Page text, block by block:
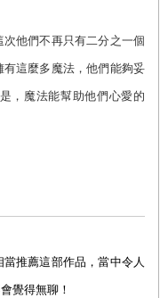
次他們不再只有二分之一個
這麼多魔法，他們能夠妥
，魔法能幫助他們心愛的
推薦這部作品，當中令人
覺得無聊！